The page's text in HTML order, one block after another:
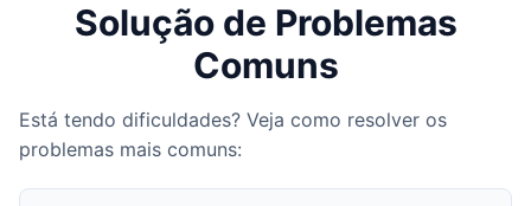
Solução de Problemas
Comuns
Está tendo dificuldades? Veja como resolver os
problemas mais comuns: